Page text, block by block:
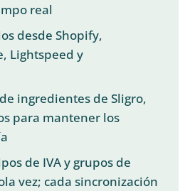
real
desde Shopify,
Lightspeed y
ingredientes de Sligro,
para mantener los
de IVA y grupos de
vez; cada sincronización